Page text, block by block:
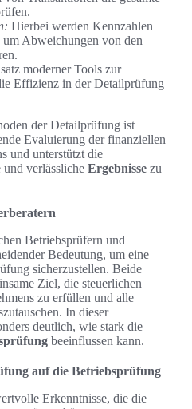
Hierbei werden Kennzahlen
Abweichungen von den
moderner Tools zur
Effizienz in der Detailprüfung
der Detailprüfung ist
Evaluierung der finanziellen
und unterstützt die
und verlässliche Ergebnisse zu
Betriebsprüfern und
Bedeutung, um eine
sicherzustellen. Beide
Ziel, die steuerlichen
zu erfüllen und alle
In dieser
deutlich, wie stark die
beeinflussen kann.
auf die Betriebsprüfung
Erkenntnisse, die die